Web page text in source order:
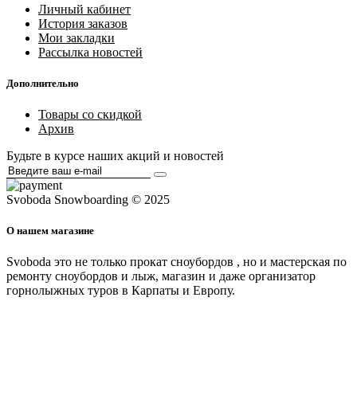
Личный кабинет
История заказов
Мои закладки
Рассылка новостей
Дополнительно
Товары со скидкой
Архив
Будьте в курсе наших акций и новостей
Svoboda Snowboarding © 2025
О нашем магазине
Svoboda это не только прокат сноубордов , но и мастерская по
ремонту сноубордов и лыж, магазин и даже организатор
горнолыжных туров в Карпаты и Европу.